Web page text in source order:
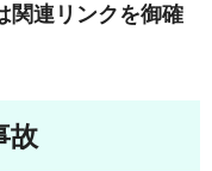
関連リンクを御確
故